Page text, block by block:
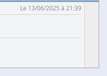
Le 13/06/2025 à 21:39